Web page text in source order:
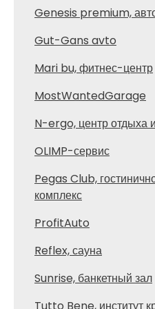
Genesis premium,
Gut-Gans avto
Mari bu, фитнес-центр
MostWantedGarage
N-ergo, центр отдыха
OLIMP-сервис
Pegas Club,
комплекс
ProfitAuto
Reflex, сауна
Sunrise, банкетный зал
Tutto Bene, институт